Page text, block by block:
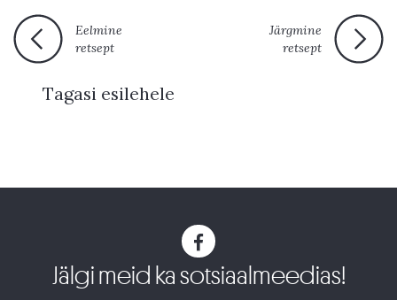
Eelmine
retsept
Järgmine
retsept
Tagasi esilehele
Jälgi meid ka sotsiaalmeedias!